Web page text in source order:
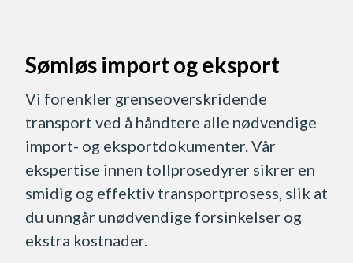
Sømløs import og eksport
Vi forenkler grenseoverskridende
transport ved å håndtere alle nødvendige
import- og eksportdokumenter. Vår
ekspertise innen tollprosedyrer sikrer en
smidig og effektiv transportprosess, slik at
du unngår unødvendige forsinkelser og
ekstra kostnader.